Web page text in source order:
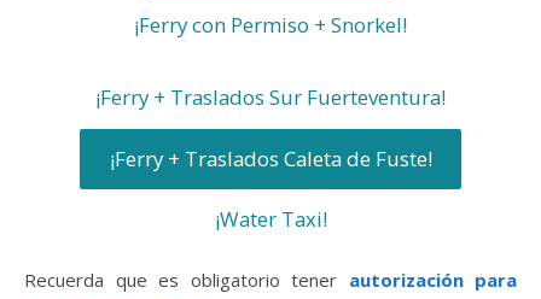
¡Ferry con Permiso + Snorkel!
¡Ferry + Traslados Sur Fuerteventura!
¡Ferry + Traslados Caleta de Fuste!
¡Water Taxi!
Recuerda que es obligatorio tener autorización para